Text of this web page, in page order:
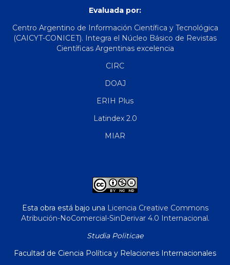
Evaluada por:
Centro Argentino de Información Científica y Tecnológica
(CAICYT-CONICET). Integra el Núcleo Básico de Revistas
Científicas Argentinas excelencia
CIRC
DOAJ
ERIH Plus
Latindex 2.0
MIAR
Esta obra está bajo una Licencia Creative Commons
Atribución-NoComercial-SinDerivar 4.0 Internacional.
Studia Politicae
Facultad de Ciencia Política y Relaciones Internacionales